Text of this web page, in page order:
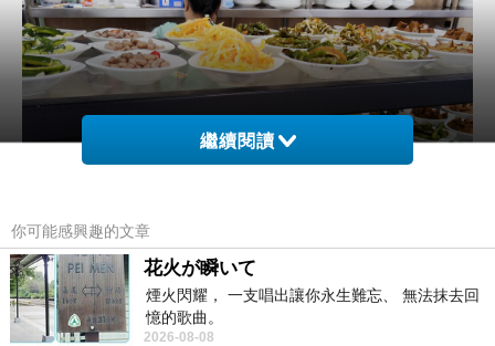
繼續閱讀
你可能感興趣的文章
花火が瞬いて
煙火閃耀， 一支唱出讓你永生難忘、 無法抹去回
憶的歌曲。
2026-08-08